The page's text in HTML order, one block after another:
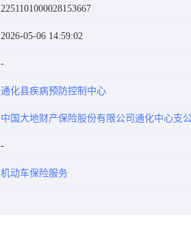
2251101000028153667
2026-05-06 14:59:02
通化县疾病预防控制中心
中国大地财产保险股份有限公司通化中心支
机动车保险服务